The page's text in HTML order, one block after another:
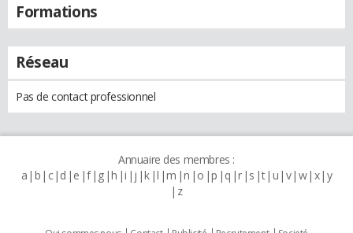
Formations
Réseau
Pas de contact professionnel
Annuaire des membres :
a b c d e f g h i j k l m n o p q r s t u v w x y
z